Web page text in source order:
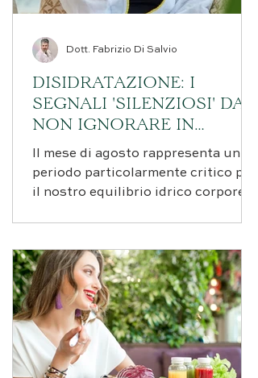
DISIDRATAZIONE: I
SEGNALI 'SILENZIOSI' DA
NON IGNORARE IN
AGOSTO
Il mese di agosto rappresenta un
periodo particolarmente critico per
il nostro equilibrio idrico corporeo.
organismo affronta sfide
significative legate alle
temperature elevate e
all'esposizione prolungata al sole.
La carenza di liquidi nel corpo può
manifestarsi attraverso sintomi
subdoli che spesso vengono
Dott. Fabrizio Di Salvio